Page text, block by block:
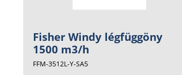
Fisher Windy légfüggöny
1500 m3/h
FFM-3512L-Y-SA5